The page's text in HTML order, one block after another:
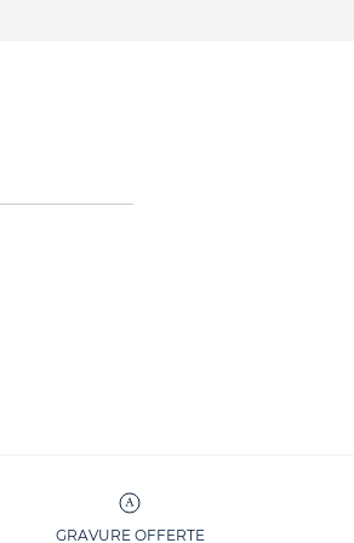
GRAVURE OFFERTE